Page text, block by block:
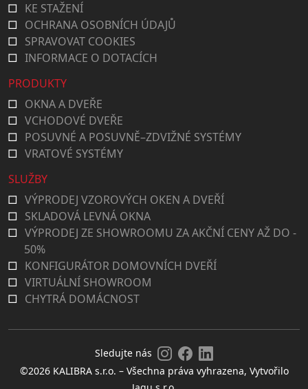
KE STAŽENÍ
OCHRANA OSOBNÍCH ÚDAJŮ
SPRAVOVAT COOKIES
INFORMACE O DOTACÍCH
PRODUKTY
OKNA A DVEŘE
VCHODOVÉ DVEŘE
POSUVNÉ A POSUVNĚ–ZDVIŽNÉ SYSTÉMY
VRATOVÉ SYSTÉMY
SLUŽBY
VÝPRODEJ VZOROVÝCH OKEN A DVEŘÍ
SKLADOVÁ LEVNÁ OKNA
VÝPRODEJ ZE SHOWROOMU ZA AKČNÍ CENY AŽ DO -
50%
KONFIGURÁTOR DOMOVNÍCH DVEŘÍ
VIRTUÁLNÍ SHOWROOM
CHYTRÁ DOMÁCNOST
©2026 KALIBRA s.r.o. – Všechna práva vyhrazena, Vytvořilo
Sledujte nás